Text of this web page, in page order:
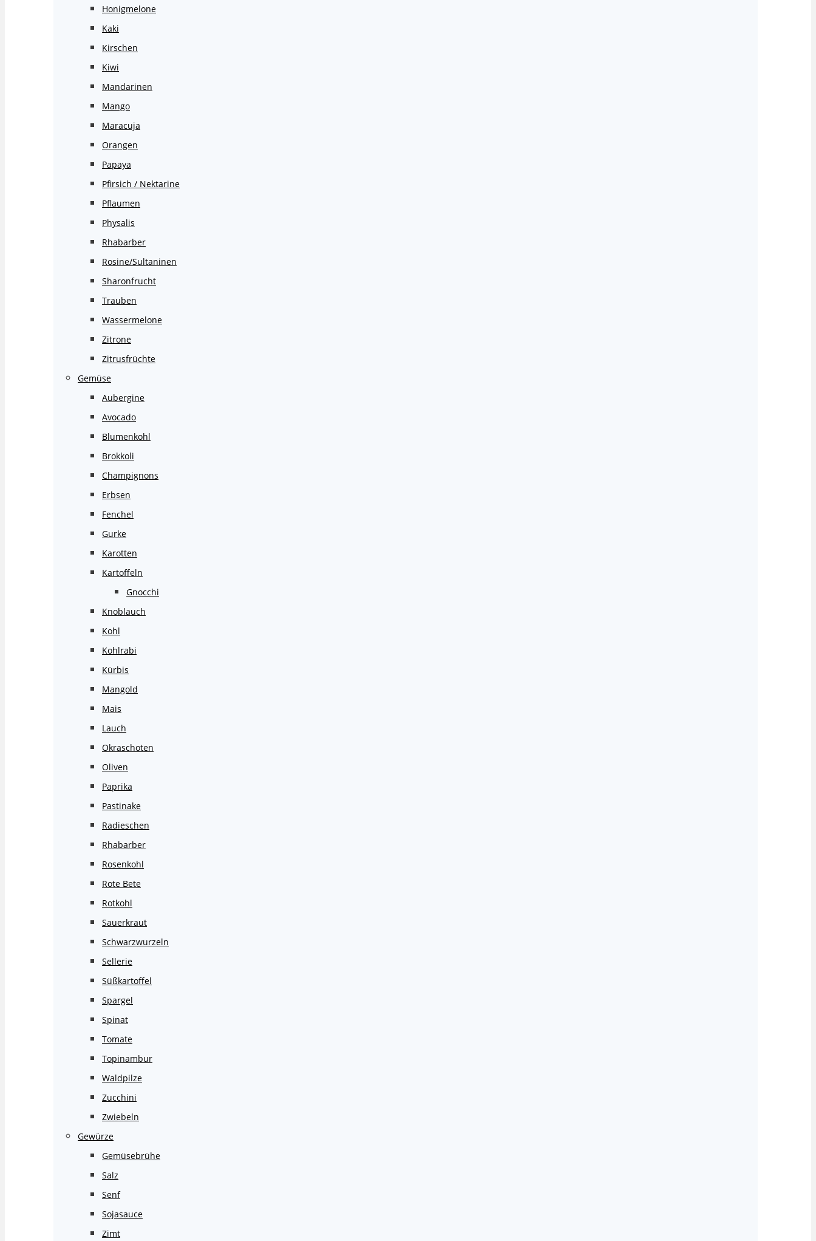
Honigmelone
Kaki
Kirschen
Kiwi
Mandarinen
Mango
Maracuja
Orangen
Papaya
Pfirsich / Nektarine
Pflaumen
Physalis
Rhabarber
Rosine/Sultaninen
Sharonfrucht
Trauben
Wassermelone
Zitrone
Zitrusfrüchte
Gemüse
Aubergine
Avocado
Blumenkohl
Brokkoli
Champignons
Erbsen
Fenchel
Gurke
Karotten
Kartoffeln
Gnocchi
Knoblauch
Kohl
Kohlrabi
Kürbis
Mangold
Mais
Lauch
Okraschoten
Oliven
Paprika
Pastinake
Radieschen
Rhabarber
Rosenkohl
Rote Bete
Rotkohl
Sauerkraut
Schwarzwurzeln
Sellerie
Süßkartoffel
Spargel
Spinat
Tomate
Topinambur
Waldpilze
Zucchini
Zwiebeln
Gewürze
Gemüsebrühe
Salz
Senf
Sojasauce
Zimt